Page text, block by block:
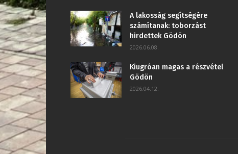
A lakosság segítségére
számítanak: toborzást
hirdettek Gödön
2026.06.08.
Kiugróan magas a részvétel
Gödön
2026.04.12.